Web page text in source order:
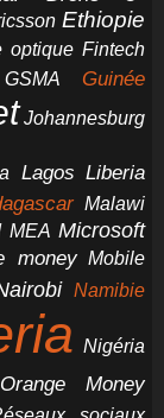
Ethiopie
optique Fintech
GSMA Guinée
Johannesburg
Lagos Liberia
Malawi
MEA Microsoft
money Mobile
Namibie
Nigéria
Orange Money